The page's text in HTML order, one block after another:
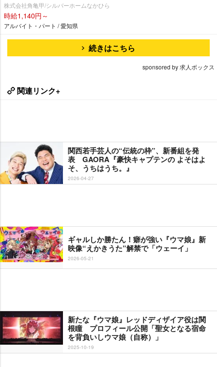
株式会社角亀甲/シルバーホームなかひら
時給1,140円～
アルバイト・パート / 愛知県
続きはこちら
sponsored by 求人ボックス
関連リンク+
関西若手芸人の“伝統の枠”、新番組を発
表 GAORA『豪快キャプテンの よそはよ
そ、うちはうち。』
2026-04-27
ギャルしか勝たん！癖が強い『ウマ娘』新
映像“えかきうた”解禁で「ウェーイ」
2026-05-21
新たな『ウマ娘』レッドディザイア役は関
根瞳 プロフィール公開「聖女となる宿命
を背負いしウマ娘（自称）」
2025-10-19